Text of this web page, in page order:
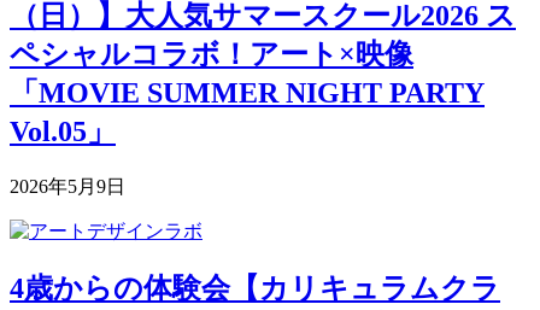
（日）】大人気サマースクール2026 ス
ペシャルコラボ！アート×映像
「MOVIE SUMMER NIGHT PARTY
Vol.05」
2026年5月9日
4歳からの体験会【カリキュラムクラ